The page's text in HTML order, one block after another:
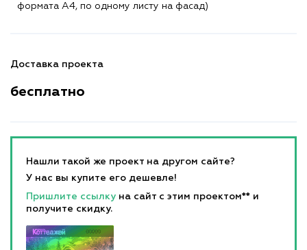
формата A4, по одному листу на фасад)
Доставка проекта
бесплатно
Нашли такой же проект на другом сайте?
У нас вы купите его дешевле!
Пришлите ссылку на сайт с этим проектом** и
получите скидку.